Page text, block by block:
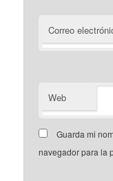
Correo
Web
Guarda mi
navegador para la